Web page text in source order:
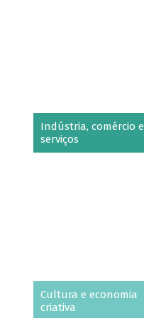
Indústria, comércio e
serviços
Cultura e economia
criativa